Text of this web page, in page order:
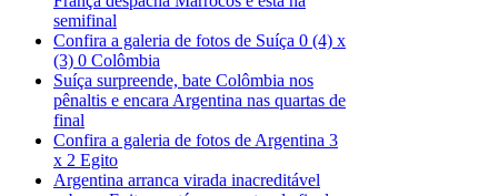
semifinal
Confira a galeria de fotos de Suíça 0 (4) x
(3) 0 Colômbia
Suíça surpreende, bate Colômbia nos
pênaltis e encara Argentina nas quartas de
final
Confira a galeria de fotos de Argentina 3
x 2 Egito
Argentina arranca virada inacreditável